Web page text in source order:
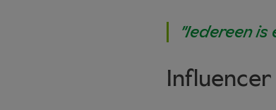
"Iedereen is